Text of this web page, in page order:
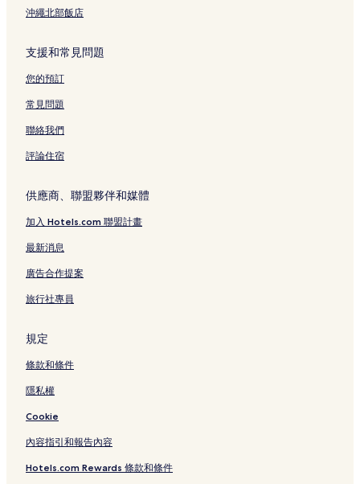
沖繩北部飯店
支援和常見問題
您的預訂
常見問題
聯絡我們
評論住宿
供應商、聯盟夥伴和媒體
加入 Hotels.com 聯盟計畫
最新消息
廣告合作提案
旅行社專員
規定
條款和條件
隱私權
Cookie
內容指引和報告內容
Hotels.com Rewards 條款和條件